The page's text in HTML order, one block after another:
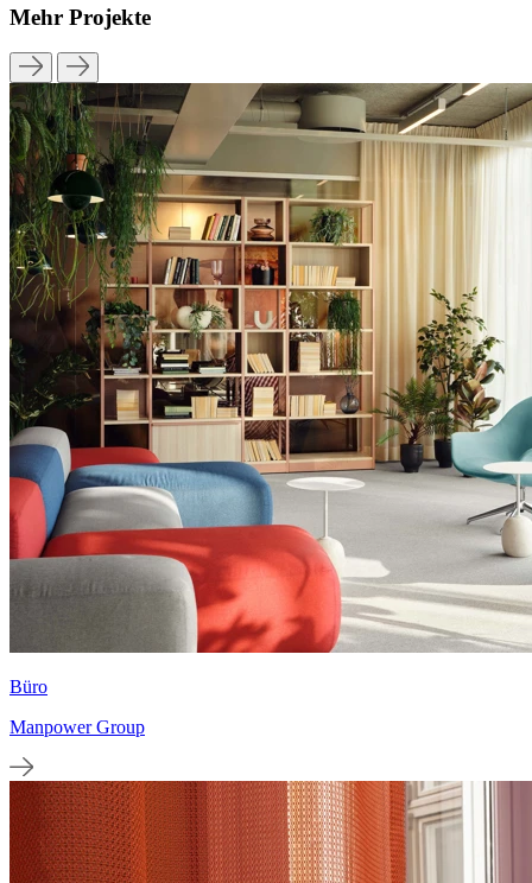
Mehr Projekte
Büro
Manpower Group